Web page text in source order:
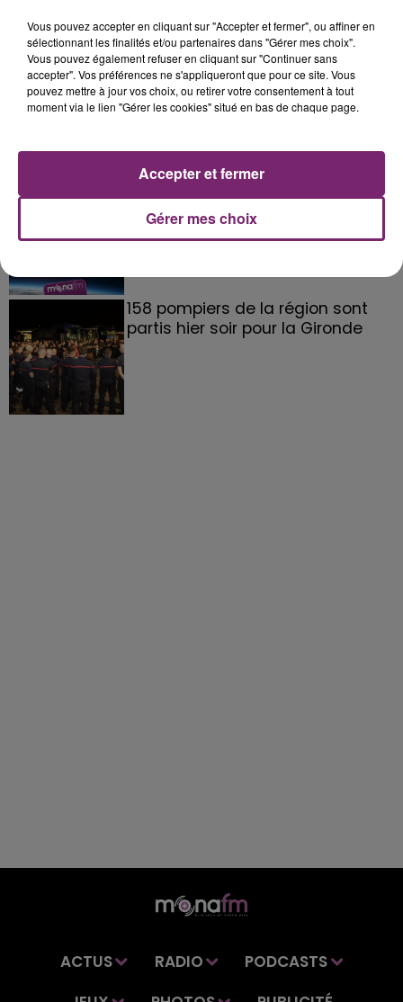
La Bulle - Guinguette éphémère
de Frelinghien !
éclipse solaire du 12 Août 2026
158 pompiers de la région sont
partis hier soir pour la Gironde
ACTUS RADIO
PODCASTS
Vous pouvez accepter en cliquant sur "Accepter et fermer", ou affiner en
sélectionnant les finalités et/ou partenaires dans "Gérer mes choix".
Vous pouvez également refuser en cliquant sur "Continuer sans
accepter". Vos préférences ne s'appliqueront que pour ce site. Vous
pouvez mettre à jour vos choix, ou retirer votre consentement à tout
moment via le lien "Gérer les cookies" situé en bas de chaque page.
Gérer mes choix
Accepter et fermer